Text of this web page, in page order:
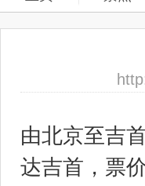
由北京至吉
达吉首，票